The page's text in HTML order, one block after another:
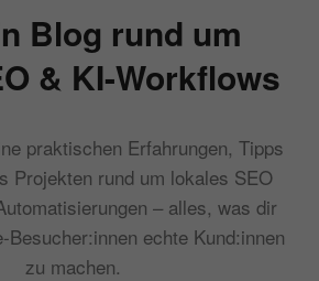
Blog rund um
& KI-Workflows
praktischen Erfahrungen, Tipps
Projekten rund um lokales SEO
– alles, was dir
Besucher:innen echte Kund:innen
zu machen.